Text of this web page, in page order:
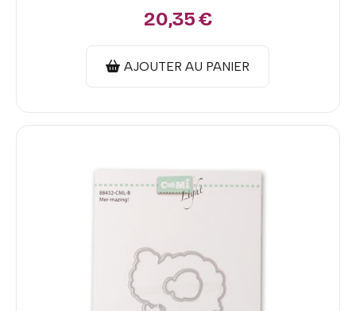
20,35€
AJOUTER AU PANIER